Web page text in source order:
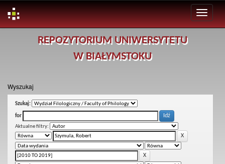
REPOZYTORIUM UNIWERSYTETU
W BIAŁYMSTOKU
Wyszukaj
Szukaj:
for
Aktualne filtry: